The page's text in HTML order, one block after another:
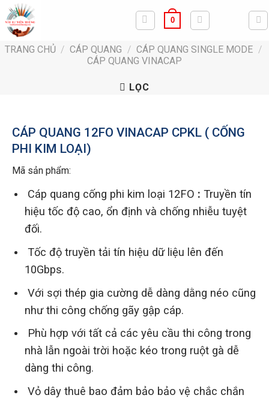
Bỏ
qua
nội
dung
0
TRANG CHỦ / CÁP QUANG / CÁP QUANG SINGLE MODE /
CÁP QUANG VINACAP
LỌC
CÁP QUANG 12FO VINACAP CPKL ( CỐNG
PHI KIM LOẠI)
Mã sản phẩm:
Cáp quang cống phi kim loại 12FO : Truyền tín
hiệu tốc độ cao, ổn định và chống nhiễu tuyệt
đối.
Tốc độ truyền tải tín hiệu dữ liệu lên đến
10Gbps.
Với sợi thép gia cường dễ dàng dằng néo cũng
như thi công chống gãy gập cáp.
Phù hợp với tất cả các yêu cầu thi công trong
nhà lẫn ngoài trời hoặc kéo trong ruột gà dễ
dàng thi công.
Vỏ dây thuê bao đảm bảo bảo vệ chắc chắn